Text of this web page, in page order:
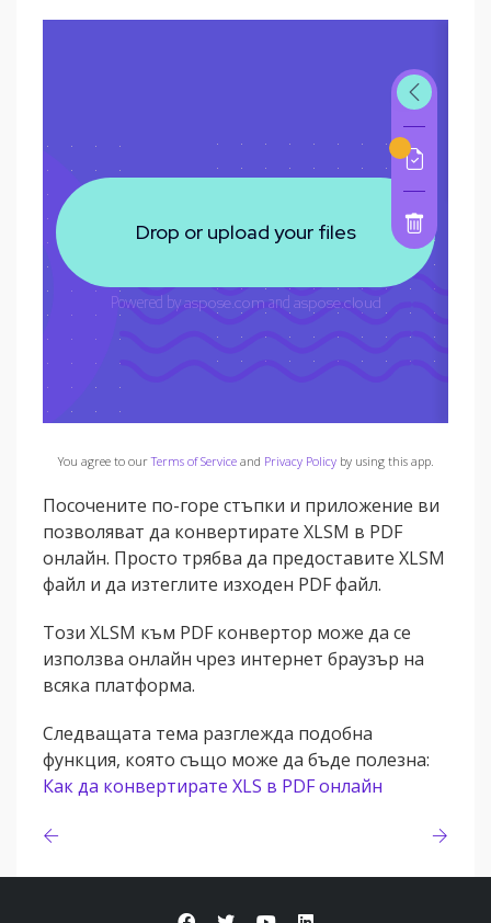
You agree to ourTerms of Serviceand Privacy Policyby using this app.
Посочените по-горе стъпки и приложение ви
позволяват да конвертирате XLSM в PDF
онлайн. Просто трябва да предоставите XLSM
файл и да изтеглите изходен PDF файл.
Този XLSM към PDF конвертор може да се
използва онлайн чрез интернет браузър на
всяка платформа.
Следващата тема разглежда подобна
функция, която също може да бъде полезна:
Как да конвертирате XLS в PDF онлайн